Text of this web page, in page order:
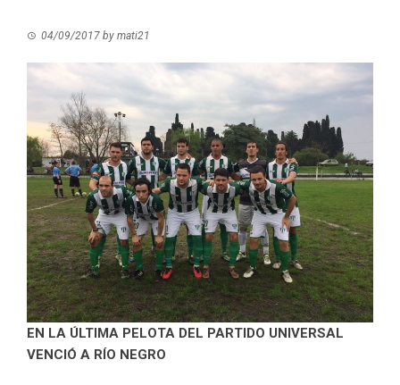
04/09/2017 by mati21
EN LA ÚLTIMA PELOTA DEL PARTIDO UNIVERSAL
VENCIÓ A RÍO NEGRO